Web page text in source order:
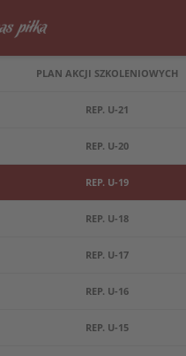
PLAN AKCJI SZKOLENIOWYCH
REP. U-21
REP. U-20
REP. U-19
REP. U-18
REP. U-17
REP. U-16
REP. U-15